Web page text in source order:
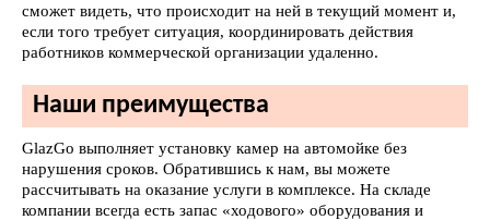
сможет видеть, что происходит на ней в текущий момент и,
если того требует ситуация, координировать действия
работников коммерческой организации удаленно.
Наши преимущества
GlazGo выполняет установку камер на автомойке без
нарушения сроков. Обратившись к нам, вы можете
рассчитывать на оказание услуги в комплексе. На складе
компании всегда есть запас «ходового» оборудования и